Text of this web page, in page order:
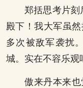
郑括思考片刻
殿下！我大军虽
多次被敌军袭扰
城。实在不容乐观
傲来丹本来